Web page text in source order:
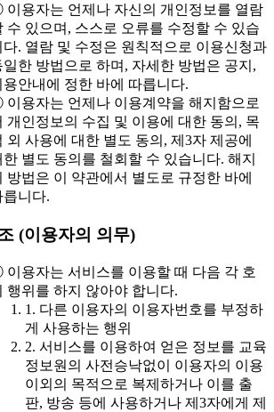
용자는 언제나 자신의 개인정보를 열람
수 있으며, 스스로 오류를 수정할 수 있습
다. 열람 및 수정은 원칙적으로 이용신청과
일한 방법으로 하며, 자세한 방법은 공지,
용안내에 정한 바에 따릅니다.
용자는 언제나 이용계약을 해지함으로
개인정보의 수집 및 이용에 대한 동의, 목
외 사용에 대한 별도 동의, 제3자 제공에
한 별도 동의를 철회할 수 있습니다. 해지
방법은 이 약관에서 별도로 규정한 바에
릅니다.
(이용자의 의무)
용자는 서비스를 이용할 때 다음 각 호
행위를 하지 않아야 합니다.
1. 다른 이용자의 이용자번호를 부정하
게 사용하는 행위
2. 서비스를 이용하여 얻은 정보를 교육
정보원의 사전승낙없이 이용자의 이용
이외의 목적으로 복제하거나 이를 출
판, 방송 등에 사용하거나 제3자에게 제